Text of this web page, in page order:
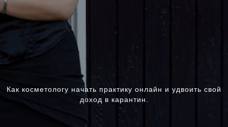
Как косметологу начать практику онлайн и удвоить свой
доход в карантин.